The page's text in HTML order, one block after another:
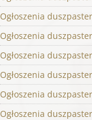
Ogłoszenia
Ogłoszenia
Ogłoszenia
Ogłoszenia
Ogłoszenia
Ogłoszenia